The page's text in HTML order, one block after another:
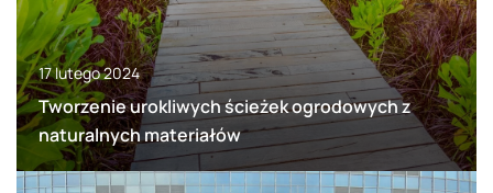
17 lutego 2024
Tworzenie urokliwych ścieżek ogrodowych z
naturalnych materiałów